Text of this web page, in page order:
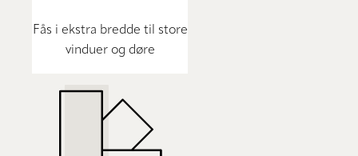
Fås i ekstra bredde til store
vinduer og døre